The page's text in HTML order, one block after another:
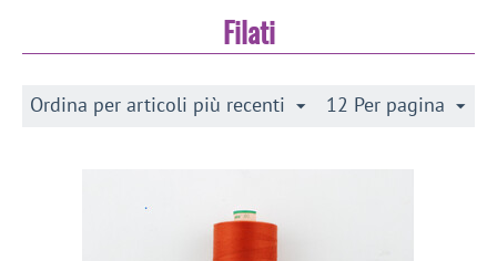
Filati
Ordina per articoli più recenti 12 Per pagina